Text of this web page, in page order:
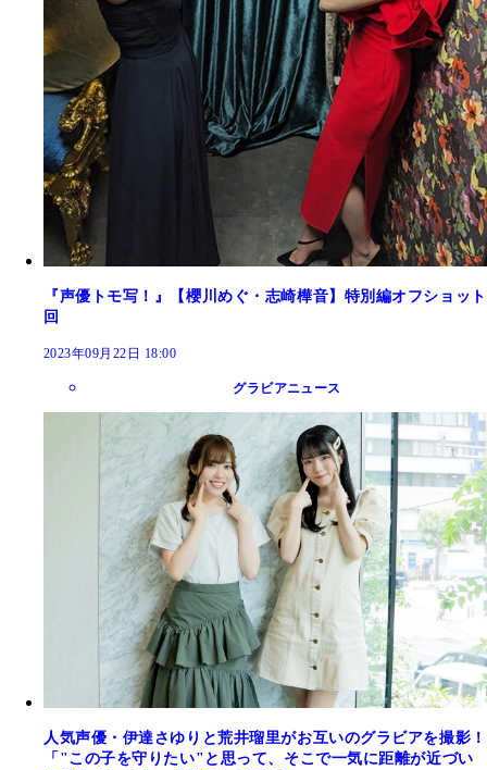
『声優トモ写！』【櫻川めぐ・志崎樺音】特別編オフショット
回
2023年09月22日 18:00
グラビアニュース
人気声優・伊達さゆりと荒井瑠里がお互いのグラビアを撮影！
「"この子を守りたい"と思って、そこで一気に距離が近づい